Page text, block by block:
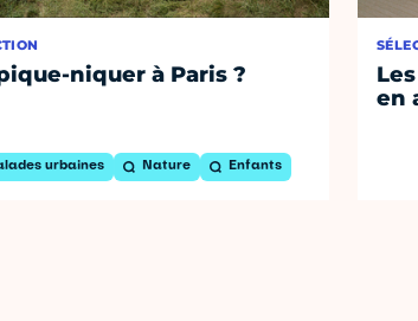
niquer à Paris ?
urbaines Nature Enfants
en